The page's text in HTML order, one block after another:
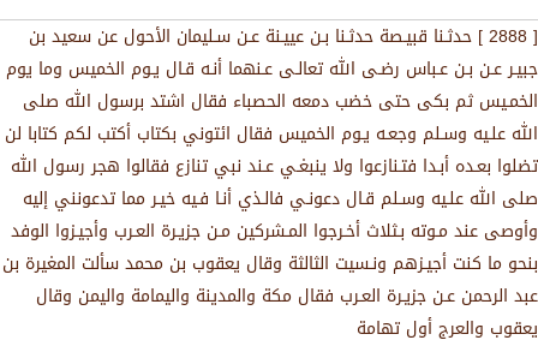
[ 2888 ] ﺣﺪﺛـﻨﺎ ﻗﺒﻴـﺼﺔ ﺣﺪﺛـﻨﺎ ﺑـﻦ ﻋﻴﻴـﻨﺔ ﻋـﻦ ﺳـﻠﻴﻤﺎﻥ ﺍﻷﺣﻮﻝ ﻋﻦ ﺳﻌﻴﺪ ﺑﻦ
ﺟﺒﻴـﺮ ﻋـﻦ ﺑـﻦ ﻋـﺒﺎﺱ ﺭﺿـﻰ الله ﺗﻌﺎﻟـﻰ ﻋـﻨﻬﻤﺎ ﺃﻧـﻪ ﻗـﺎﻝ ﻳـﻮﻡ ﺍﻟﺨﻤﻴﺲ ﻭﻣﺎ ﻳﻮﻡ
ﺍﻟﺨﻤـﻴﺲ ﺛﻢ ﺑﻜﻰ ﺣﺘﻰ ﺧﻀﺐ ﺩﻣﻌﻪ ﺍﻟﺤﺼﺒﺎء ﻓﻘﺎﻝ ﺍﺷﺘﺪ ﺑﺮﺳﻮﻝ الله ﺻﻠﻰ
الله ﻋﻠـﻴﻪ ﻭﺳـﻠﻢ ﻭﺟﻌـﻪ ﻳـﻮﻡ ﺍﻟﺨﻤﻴﺲ ﻓﻘﺎﻝ ﺍﺋﺘﻮﻧﻲ ﺑﻜﺘﺎﺏ ﺃﻛﺘﺐ ﻟﻜﻢ ﻛﺘﺎﺑﺎ ﻟﻦ
ﺗﻀﻠﻮﺍ ﺑﻌـﺪﻩ ﺃﺑـﺪﺍ ﻓﺘـﻨﺎﺯﻋﻮﺍ ﻭﻻ ﻳﻨﺒﻐـﻲ ﻋـﻨﺪ ﻧﺒﻲ ﺗﻨﺎﺯﻉ ﻓﻘﺎﻟﻮﺍ ﻫﺠﺮ ﺭﺳﻮﻝ الله
ﺻﻠﻰ الله ﻋﻠـﻴﻪ ﻭﺳـﻠﻢ ﻗـﺎﻝ ﺩﻋﻮﻧـﻲ ﻓﺎﻟـﺬﻱ ﺃﻧـﺎ ﻓـﻴﻪ ﺧﻴـﺮ ﻣﻤﺎ ﺗﺪﻋﻮﻧﻨﻲ ﺇﻟﻴﻪ
ﻭﺃﻭﺻﻰ ﻋﻨﺪ ﻣـﻮﺗﻪ ﺑـﺜﻼﺙ ﺃﺧـﺮﺟﻮﺍ ﺍﻟﻤـﺸﺮﻛﻴﻦ ﻣـﻦ ﺟﺰﻳـﺮﺓ ﺍﻟﻌـﺮﺏ ﻭﺃﺟﻴـﺰﻭﺍ ﺍﻟﻮﻓﺪ
ﺑﻨﺤﻮ ﻣﺎ ﻛﻨﺖ ﺃﺟﻴـﺰﻫﻢ ﻭﻧـﺴﻴﺖ ﺍﻟﺜﺎﻟﺜﺔ ﻭﻗﺎﻝ ﻳﻌﻘﻮﺏ ﺑﻦ ﻣﺤﻤﺪ ﺳﺄﻟﺖ ﺍﻟﻤﻐﻴﺮﺓ ﺑﻦ
ﻋﺒﺪ ﺍﻟﺮﺣﻤﻦ ﻋـﻦ ﺟﺰﻳـﺮﺓ ﺍﻟﻌـﺮﺏ ﻓﻘﺎﻝ ﻣﻜﺔ ﻭﺍﻟﻤﺪﻳﻨﺔ ﻭﺍﻟﻴﻤﺎﻣﺔ ﻭﺍﻟﻴﻤﻦ ﻭﻗﺎﻝ
ﻳﻌﻘﻮﺏ ﻭﺍﻟﻌﺮﺝ ﺃﻭﻝ ﺗﻬﺎﻣﺔ